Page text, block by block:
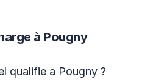
à Pougny
qualifie a Pougny ?